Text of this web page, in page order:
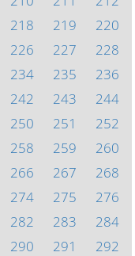
218 219
220
226 227
228
234 235
236
242 243
244
250 251
252
258 259
260
266 267
268
274 275
276
282 283
284
290 291
292